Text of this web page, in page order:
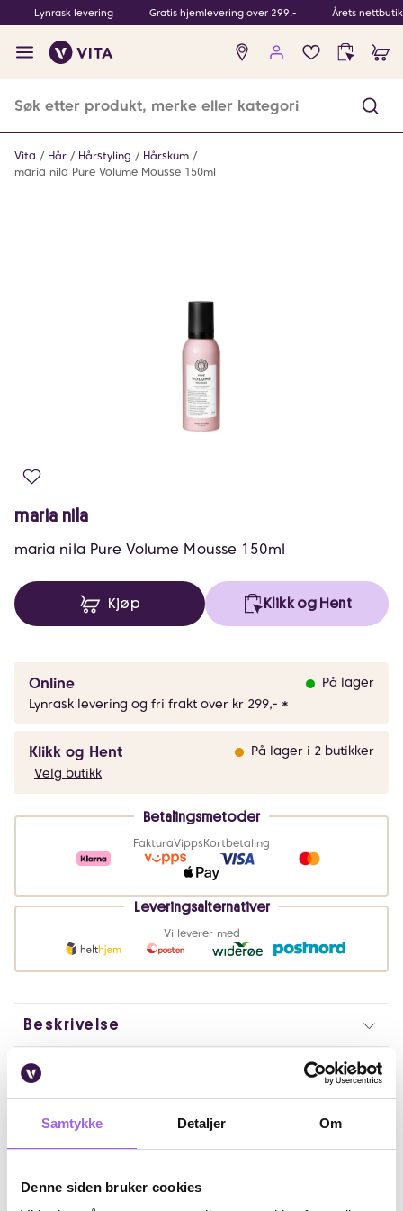
Samtykke Detaljer Om
Denne siden bruker cookies
Lynrask levering Gratis hjemlevering over 299,- Årets
Ingen
produkter
Vita Hår Hårstyling
Hårskum
maria nila Pure Volume Mousse 150ml
maria nila
maria nila Pure Volume Mousse 150ml
Kjøp Klikk og Hent
Online
På lager
Lynrask levering og fri frakt over kr 299,- *
Klikk og Hent
På lager i 2 butikker
Velg butikk
Betalingsmetoder
FakturaVippsKortbetaling
Leveringsalternativer
Vi leverer med
Beskrivelse
Bruk
Ingredienser
Artikkelnummer: 032023009